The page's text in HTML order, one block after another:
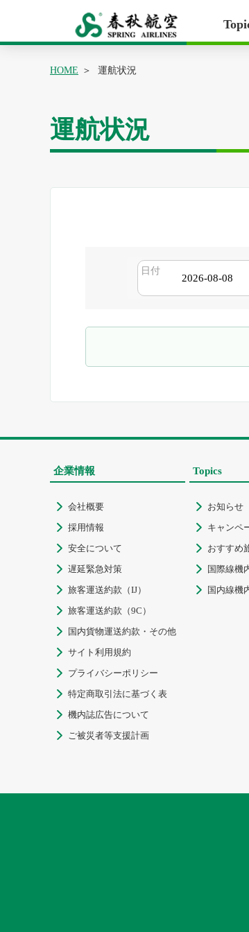
HOME 運航状況
運航状況
日付
企業情報
 会社概要
 採用情報
 安全について
 遅延緊急対策
 旅客運送約款（IJ）
 旅客運送約款（9C）
 国内貨物運送約款・その他
 サイト利用規約
 プライバシーポリシー
 特定商取引法に基づく表
 機内誌広告について
 ご被災者等支援計画
Topics
 お知らせ
 キャンペ
 おすすめ
 国際線機
 国内線機